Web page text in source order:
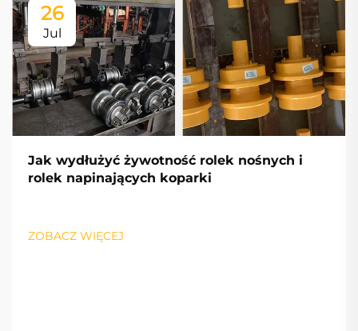
26
Jul
Jak wydłużyć żywotność rolek nośnych i
rolek napinających koparki
ZOBACZ WIĘCEJ